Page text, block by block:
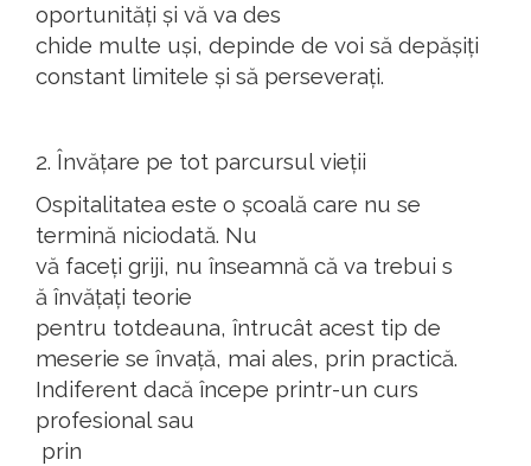
oportunități și vă va des
chide multe uși, depinde de voi să depășiți
constant limitele și să perseverați.
2. Învățare pe tot parcursul vieții
Ospitalitatea este o școală care nu se
termină niciodată. Nu
vă faceți griji, nu înseamnă că va trebui s
ă învățați teorie
pentru totdeauna, întrucât acest tip de
meserie se învață, mai ales, prin practică.
Indiferent dacă începe printr-un curs
profesional sau
prin